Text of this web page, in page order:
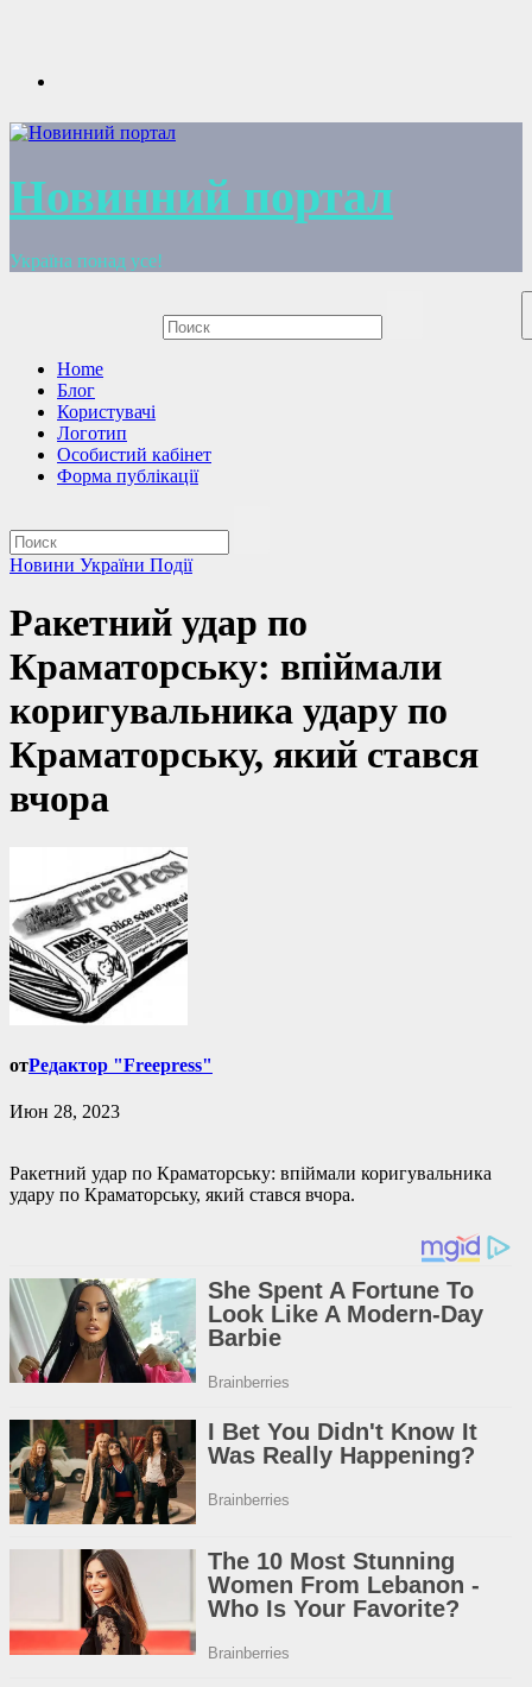
Новинний портал
Україна понад усе!
Home
Блог
Користувачі
Логотип
Особистий кабінет
Форма публікації
Новини України Події
Ракетний удар по
Краматорську: впіймали
коригувальника удару по
Краматорську, який стався
вчора
отРедактор "Freepress"
Июн 28, 2023
Ракетний удар по Краматорську: впіймали коригувальника
удару по Краматорську, який стався вчора.